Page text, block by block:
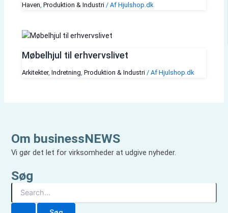
Haven Produktion & Industri/ Af Hjulshop.dk
Møbelhjul til erhvervslivet
Arkitekter, Indretning Produktion & Industri/ Af Hjulshop.dk
Om businessNEWS
Vi gør det let for virksomheder at udgive nyheder.
Søg